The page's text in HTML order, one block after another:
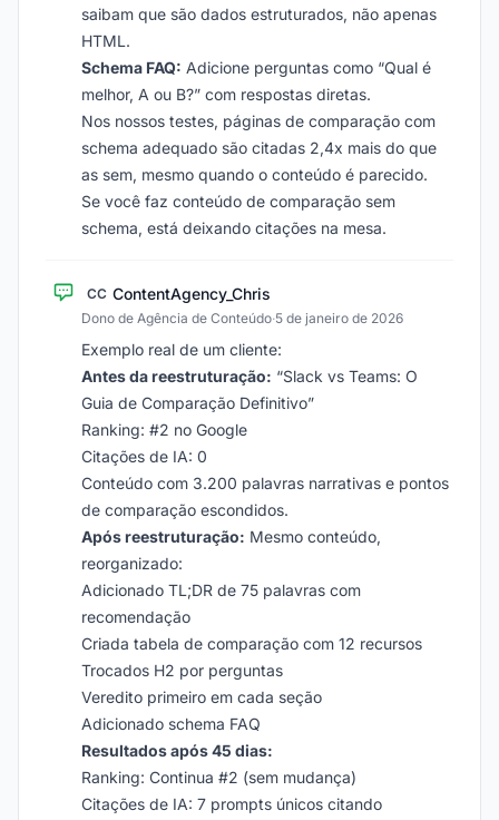
saibam que são dados estruturados, não apenas
HTML.
Schema FAQ: Adicione perguntas como “Qual é
melhor, A ou B?” com respostas diretas.
Nos nossos testes, páginas de comparação com
schema adequado são citadas 2,4x mais do que
as sem, mesmo quando o conteúdo é parecido.
Se você faz conteúdo de comparação sem
schema, está deixando citações na mesa.
CC ContentAgency_Chris
Dono de Agência de Conteúdo·5 de janeiro de 2026
Exemplo real de um cliente:
Antes da reestruturação: “Slack vs Teams: O
Guia de Comparação Definitivo”
Ranking: #2 no Google
Citações de IA: 0
Conteúdo com 3.200 palavras narrativas e pontos
de comparação escondidos.
Após reestruturação: Mesmo conteúdo,
reorganizado:
Adicionado TL;DR de 75 palavras com
recomendação
Criada tabela de comparação com 12 recursos
Trocados H2 por perguntas
Veredito primeiro em cada seção
Adicionado schema FAQ
Resultados após 45 dias:
Ranking: Continua #2 (sem mudança)
Citações de IA: 7 prompts únicos citando